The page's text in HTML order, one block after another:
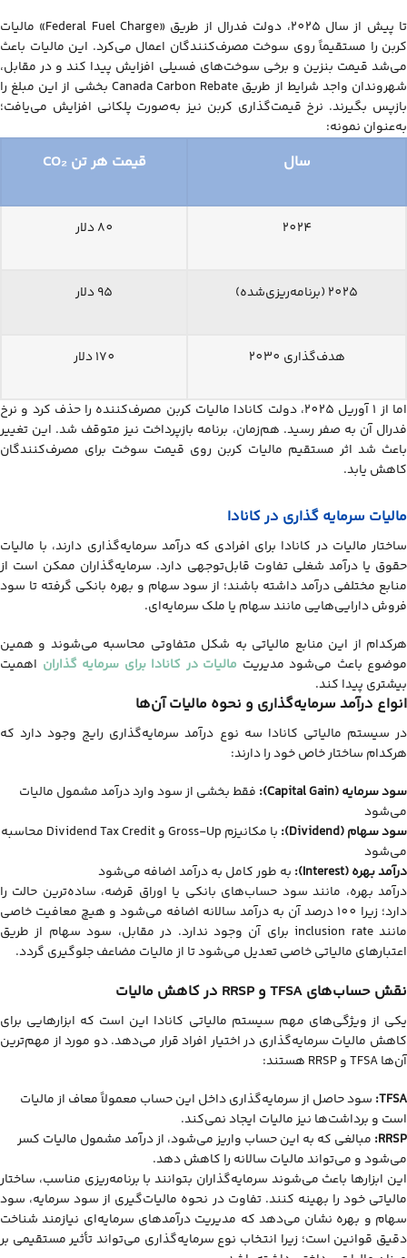
تا پیش از سال 2025، دولت فدرال از طریق «Federal Fuel Charge» مالیات
کربن را مستقیماً روی سوخت مصرف‌کنندگان اعمال می‌کرد. این مالیات باعث
می‌شد قیمت بنزین و برخی سوخت‌های فسیلی افزایش پیدا کند و در مقابل،
شهروندان واجد شرایط از طریق Canada Carbon Rebate بخشی از این مبلغ را
بازپس بگیرند. نرخ قیمت‌گذاری کربن نیز به‌صورت پلکانی افزایش می‌یافت؛
به‌عنوان نمونه:
سال قیمت هر تن CO₂
2024 80 دلار
2025 (برنامه‌ریزی‌شده) 95 دلار
هدف‌گذاری 2030 170 دلار
اما از 1 آوریل 2025، دولت کانادا مالیات کربن مصرف‌کننده را حذف کرد و نرخ
فدرال آن به صفر رسید. هم‌زمان، برنامه بازپرداخت نیز متوقف شد. این تغییر
باعث شد اثر مستقیم مالیات کربن روی قیمت سوخت برای مصرف‌کنندگان
کاهش یابد.
مالیات سرمایه‌ گذاری در کانادا
ساختار مالیات در کانادا برای افرادی که درآمد سرمایه‌گذاری دارند، با مالیات
حقوق یا درآمد شغلی تفاوت قابل‌توجهی دارد. سرمایه‌گذاران ممکن است از
منابع مختلفی درآمد داشته باشند؛ از سود سهام و بهره بانکی گرفته تا سود
فروش دارایی‌هایی مانند سهام یا ملک سرمایه‌ای.
هرکدام از این منابع مالیاتی به شکل متفاوتی محاسبه می‌شوند و همین
موضوع باعث می‌شود مدیریت مالیات در کانادا برای سرمایه‌ گذاران اهمیت
بیشتری پیدا کند.
انواع درآمد سرمایه‌گذاری و نحوه مالیات آن‌ها
در سیستم مالیاتی کانادا سه نوع درآمد سرمایه‌گذاری رایج وجود دارد که
هرکدام ساختار خاص خود را دارند:
سود سرمایه (Capital Gain):
فقط بخشی از سود وارد درآمد مشمول مالیات
می‌شود
سود سهام (Dividend):
با مکانیزم Gross-Up و Dividend Tax Credit محاسبه
می‌شود
درآمد بهره (Interest):
به طور کامل به درآمد اضافه می‌شود
درآمد بهره، مانند سود حساب‌های بانکی یا اوراق قرضه، ساده‌ترین حالت را
دارد؛ زیرا 100 درصد آن به درآمد سالانه اضافه می‌شود و هیچ معافیت خاصی
مانند inclusion rate برای آن وجود ندارد. در مقابل، سود سهام از طریق
اعتبارهای مالیاتی خاصی تعدیل می‌شود تا از مالیات مضاعف جلوگیری گردد.
نقش حساب‌های TFSA و RRSP در کاهش مالیات
یکی از ویژگی‌های مهم سیستم مالیاتی کانادا این است که ابزارهایی برای
کاهش مالیات سرمایه‌گذاری در اختیار افراد قرار می‌دهد. دو مورد از مهم‌ترین
آن‌ها TFSA و RRSP هستند:
TFSA: سود حاصل از سرمایه‌گذاری داخل این حساب معمولاً معاف از مالیات
است و برداشت‌ها نیز مالیات ایجاد نمی‌کند.
RRSP: مبالغی که به این حساب واریز می‌شود، از درآمد مشمول مالیات کسر
می‌شود و می‌تواند مالیات سالانه را کاهش دهد.
این ابزارها باعث می‌شوند سرمایه‌گذاران بتوانند با برنامه‌ریزی مناسب، ساختار
مالیاتی خود را بهینه کنند. تفاوت در نحوه مالیات‌گیری از سود سرمایه، سود
سهام و بهره نشان می‌دهد که مدیریت درآمدهای سرمایه‌ای نیازمند شناخت
دقیق قوانین است؛ زیرا انتخاب نوع سرمایه‌گذاری می‌تواند تأثیر مستقیمی بر